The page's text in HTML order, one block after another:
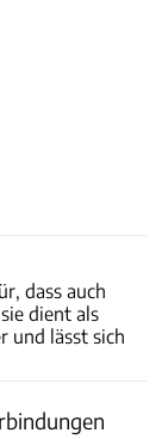
dass auch
dient als
und lässt sich